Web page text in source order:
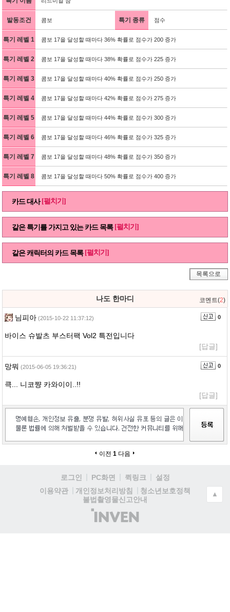
발동조건 콤보 특기 종류 점수
특기 레벨 1 콤보 17을 달성할 때마다 36% 확률로 점수가 200 증가
특기 레벨 2 콤보 17을 달성할 때마다 38% 확률로 점수가 225 증가
특기 레벨 3 콤보 17을 달성할 때마다 40% 확률로 점수가 250 증가
특기 레벨 4 콤보 17을 달성할 때마다 42% 확률로 점수가 275 증가
특기 레벨 5 콤보 17을 달성할 때마다 44% 확률로 점수가 300 증가
특기 레벨 6 콤보 17을 달성할 때마다 46% 확률로 점수가 325 증가
특기 레벨 7 콤보 17을 달성할 때마다 48% 확률로 점수가 350 증가
특기 레벨 8 콤보 17을 달성할 때마다 50% 확률로 점수가 400 증가
카드 대사 [펼치기]
같은 특기를 가지고 있는 카드 목록 [펼치기]
같은 캐릭터의 카드 목록 [펼치기]
목록으로
나도 한마디 코멘트(2)
님피아 (2015-10-22 11:37:12) 0
바이스 슈발츠 부스터팩 Vol2 특전입니다
[답글]
망뭐 (2015-06-05 19:36:21) 0
큭... 니코쨩 카와이이..!!
[답글]
이전 1 다음
로그인 PC화면 퀵링크
설정
이용약관
개인정보처리방침
청소년보호정책
불법촬영물신고안내
(주)
인
▲